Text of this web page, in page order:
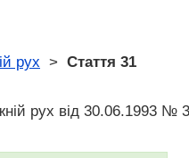
рух > Стаття 31
рух вiд 30.06.1993 №